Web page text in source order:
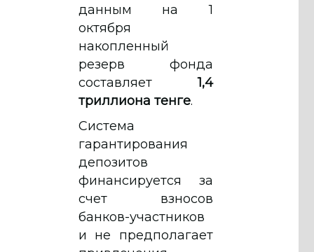
данным на 1
октября
накопленный
резерв фонда
составляет1,4
триллиона тенге.
Система
гарантирования
депозитов
финансируется за
счет взносов
банков-участников
и не предполагает